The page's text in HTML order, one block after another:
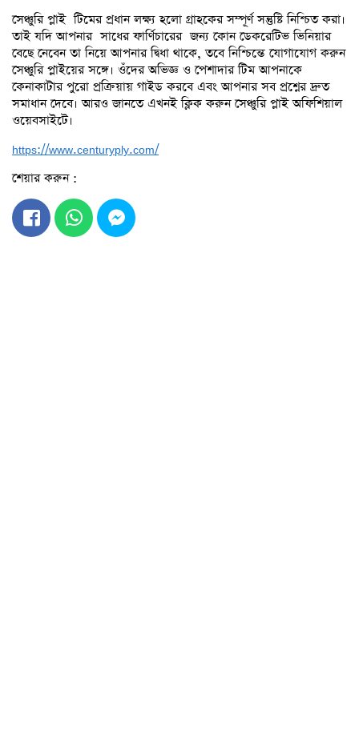
সেঞ্চুরি প্লাই টিমের প্রধান লক্ষ্য হলো গ্রাহকের সম্পূর্ণ সন্তুষ্টি নিশ্চিত করা।
তাই যদি আপনার সাধের ফার্ণিচারের জন্য কোন ডেকরেটিভ ভিনিয়ার
বেছে নেবেন তা নিয়ে আপনার দ্বিধা থাকে, তবে নিশ্চিন্তে যোগাযোগ করুন
সেঞ্চুরি প্লাইয়ের সঙ্গে। ওঁদের অভিজ্ঞ ও পেশাদার টিম আপনাকে
কেনাকাটার পুরো প্রক্রিয়ায় গাইড করবে এবং আপনার সব প্রশ্নের দ্রুত
সমাধান দেবে। আরও জানতে এখনই ক্লিক করুন সেঞ্চুরি প্লাই অফিশিয়াল
ওয়েবসাইটে।
https://www.centuryply.com/
শেয়ার করুন :